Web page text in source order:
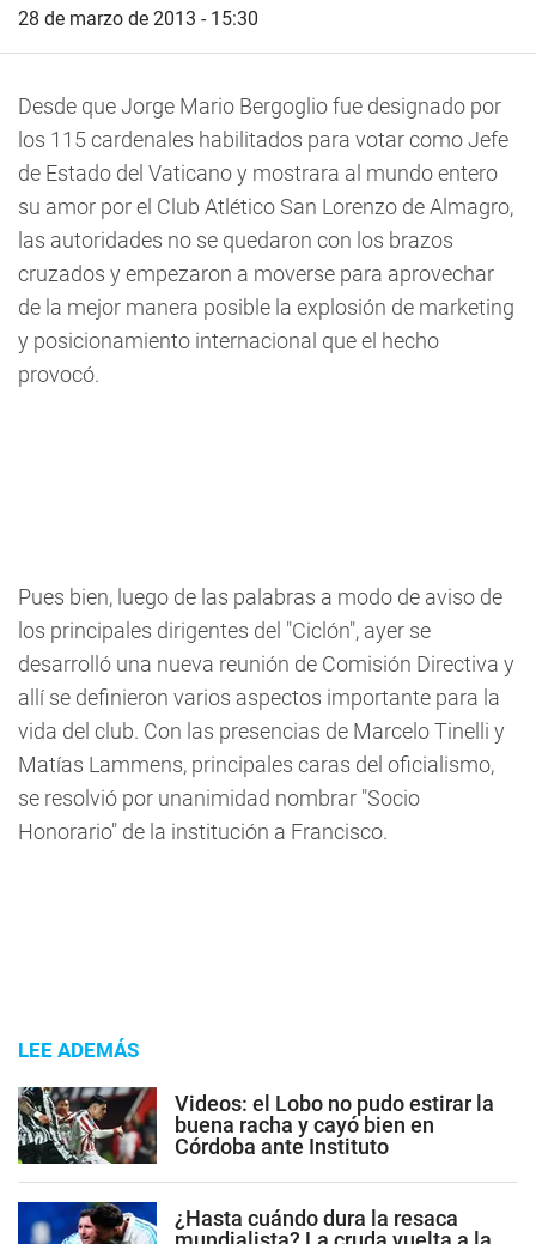
28 de marzo de 2013 - 15:30
Desde que Jorge Mario Bergoglio fue designado por
los 115 cardenales habilitados para votar como Jefe
de Estado del Vaticano y mostrara al mundo entero
su amor por el Club Atlético San Lorenzo de Almagro,
las autoridades no se quedaron con los brazos
cruzados y empezaron a moverse para aprovechar
de la mejor manera posible la explosión de marketing
y posicionamiento internacional que el hecho
provocó.
Pues bien, luego de las palabras a modo de aviso de
los principales dirigentes del "Ciclón", ayer se
desarrolló una nueva reunión de Comisión Directiva y
allí se definieron varios aspectos importante para la
vida del club. Con las presencias de Marcelo Tinelli y
Matías Lammens, principales caras del oficialismo,
se resolvió por unanimidad nombrar "Socio
Honorario" de la institución a Francisco.
LEE ADEMÁS
Videos: el Lobo no pudo estirar la
buena racha y cayó bien en
Córdoba ante Instituto
¿Hasta cuándo dura la resaca